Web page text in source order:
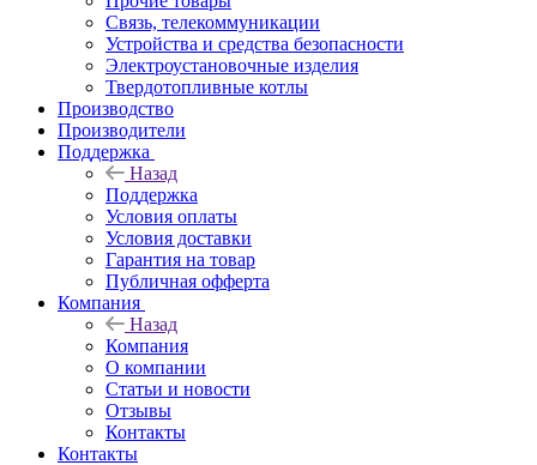
Связь, телекоммуникации
Устройства и средства безопасности
Электроустановочные изделия
Твердотопливные котлы
Производство
Производители
Поддержка
Назад
Поддержка
Условия оплаты
Условия доставки
Гарантия на товар
Публичная офферта
Компания
Назад
Компания
О компании
Статьи и новости
Отзывы
Контакты
Контакты